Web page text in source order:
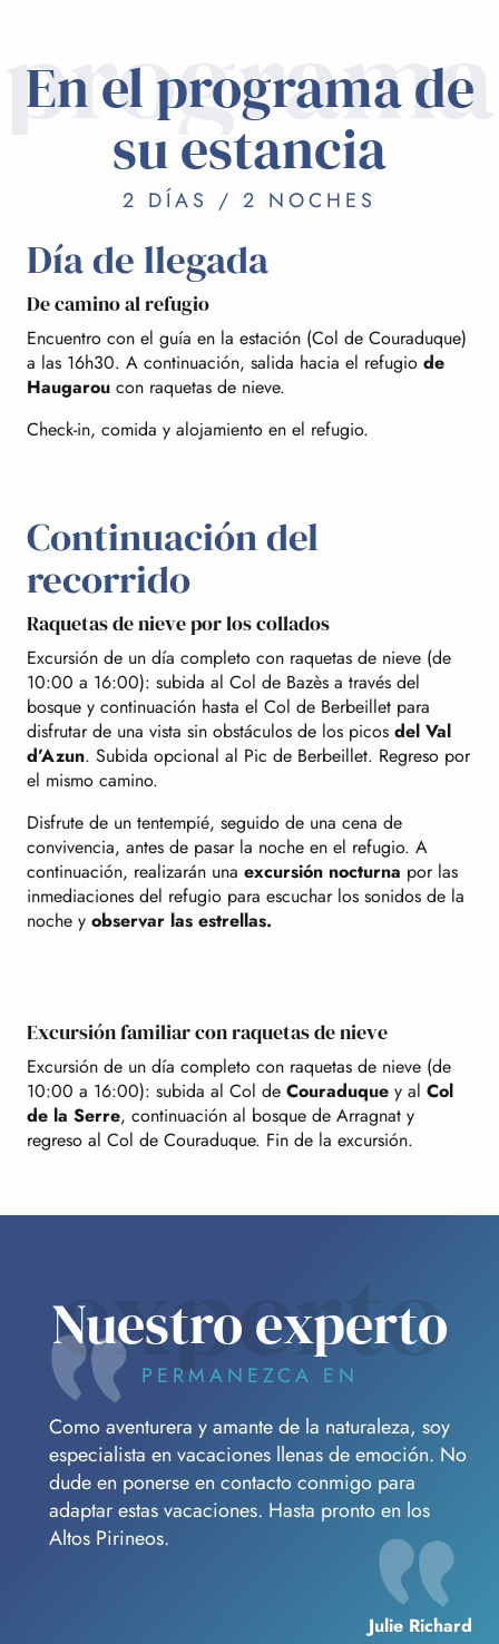
programa
En el programa de
su estancia
2 DÍAS / 2 NOCHES
Día de llegada
De camino al refugio
Encuentro con el guía en la estación (Col de Couraduque)
a las 16h30. A continuación, salida hacia el refugio de
Haugarou con raquetas de nieve.
Check-in, comida y alojamiento en el refugio.
Continuación del
recorrido
Raquetas de nieve por los collados
Excursión de un día completo con raquetas de nieve (de
10:00 a 16:00): subida al Col de Bazès a través del
bosque y continuación hasta el Col de Berbeillet para
disfrutar de una vista sin obstáculos de los picos del Val
d’Azun. Subida opcional al Pic de Berbeillet. Regreso por
el mismo camino.
Disfrute de un tentempié, seguido de una cena de
convivencia, antes de pasar la noche en el refugio. A
continuación, realizarán una excursión nocturna por las
inmediaciones del refugio para escuchar los sonidos de la
noche y observar las estrellas.
Excursión familiar con raquetas de nieve
Excursión de un día completo con raquetas de nieve (de
10:00 a 16:00): subida al Col de Couraduque y al Col
de la Serre, continuación al bosque de Arragnat y
regreso al Col de Couraduque. Fin de la excursión.
experto
Nuestro experto
PERMANEZCA EN
Como aventurera y amante de la naturaleza, soy
especialista en vacaciones llenas de emoción. No
dude en ponerse en contacto conmigo para
adaptar estas vacaciones. Hasta pronto en los
Altos Pirineos.
Julie Richard